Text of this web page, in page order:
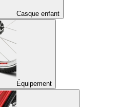
Casque enfant
Équipement